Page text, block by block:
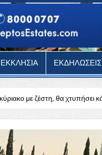
ΕΚΚΛΗΣΙΑ ΕΚΔΗΛΩΣΕΙΣ
κόκκινο η θερμοκρασία